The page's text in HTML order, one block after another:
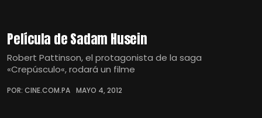
Película de Sadam Husein
Robert Pattinson, el protagonista de la saga
«Crepúsculo«, rodará un filme
POR: CINE.COM.PA MAYO 4, 2012